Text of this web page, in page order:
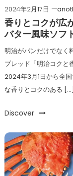
2024年2月17日
香りとコクが広
バター風味ソフ
明治がパンだけでなく
プレッド「明治コクと
2024年3月1日から全
な香りとコクのある […]
Discover